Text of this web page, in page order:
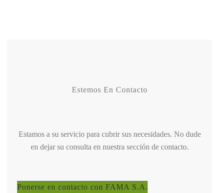
Estemos En Contacto
Estamos a su servicio para cubrir sus necesidades. No dude
en dejar su consulta en nuestra sección de contacto.
Ponerse en contacto con FAMA S.A.